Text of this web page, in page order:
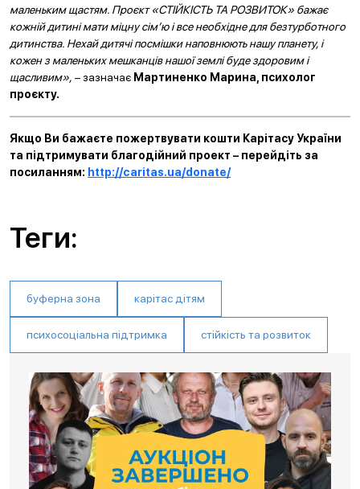
маленьким щастям. Проєкт «СТІЙКІСТЬ ТА РОЗВИТОК» бажає
кожній дитині мати міцну сім’ю і все необхідне для безтурботного
дитинства. Нехай дитячі посмішки наповнюють нашу планету, і
кожен з маленьких мешканців нашої землі буде здоровим і
щасливим», – зазначає Мартиненко Марина, психолог
проєкту.
Якщо Ви бажаєте пожертвувати кошти Карітасу України
та підтримувати благодійний проект – перейдіть за
посиланням: http://caritas.ua/donate/
Теги:
буферна зона карітас дітям
психосоціальна підтримка стійкість та розвиток